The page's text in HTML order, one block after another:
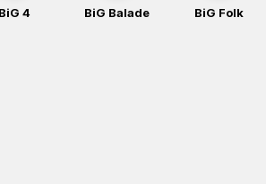
BiG Balade BiG Folk BiG iG